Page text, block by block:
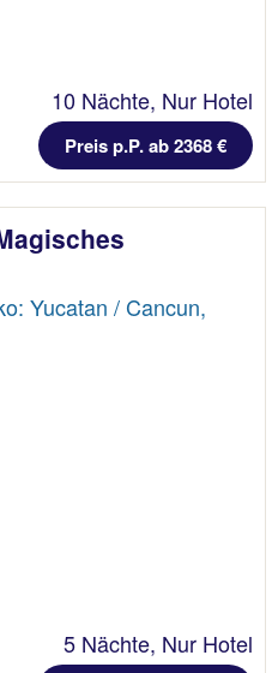
10 Nächte, Nur Hotel
Preis p.P. ab 2368 €
Yucatan / Cancun,
5 Nächte, Nur Hotel